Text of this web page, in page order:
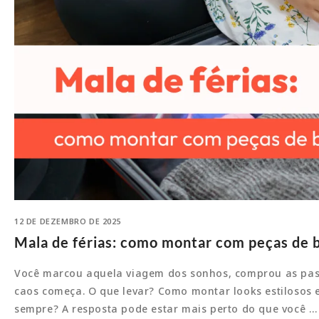
12 DE DEZEMBRO DE 2025
Mala de férias: como montar com peças de
Você marcou aquela viagem dos sonhos, comprou as
caos começa. O que levar? Como montar looks
sempre? A resposta pode estar mais perto do que você …